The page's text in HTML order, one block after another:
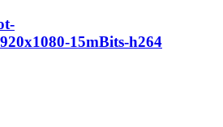
15mBits-h264